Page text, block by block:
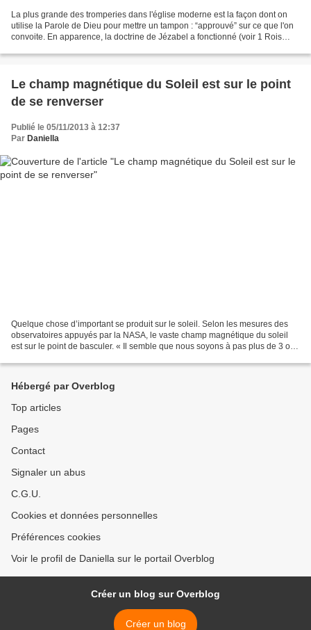
La plus grande des tromperies dans l'église moderne est la façon dont on
utilise la Parole de Dieu pour mettre un tampon : “approuvé” sur ce que l'on
convoite. En apparence, la doctrine de Jézabel a fonctionné (voir 1 Rois
Le champ magnétique du Soleil est sur le point
de se renverser
Publié le 05/11/2013 à 12:37
Par Daniella
Quelque chose d’important se produit sur le soleil. Selon les mesures des
observatoires appuyés par la NASA, le vaste champ magnétique du soleil
est sur le point de basculer. « Il semble que nous soyons à pas plus de 3 ou
Hébergé par Overblog
Top articles
Pages
Contact
Signaler un abus
C.G.U.
Cookies et données personnelles
Préférences cookies
Voir le profil de Daniella sur le portail Overblog
Créer un blog sur Overblog
Créer un blog